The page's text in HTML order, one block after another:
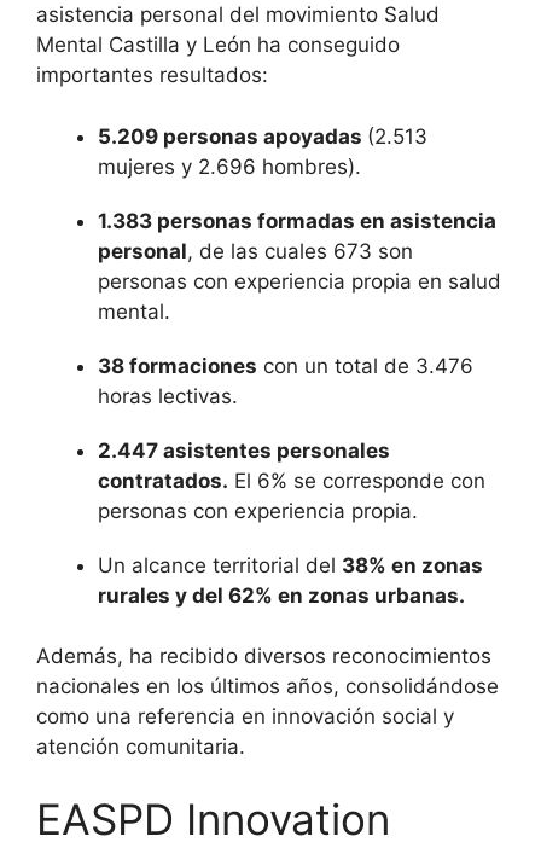
asistencia personal del movimiento Salud
Mental Castilla y León ha conseguido
importantes resultados:
5.209 personas apoyadas (2.513
mujeres y 2.696 hombres).
1.383 personas formadas en asistencia
personal, de las cuales 673 son
personas con experiencia propia en salud
mental.
38 formaciones con un total de 3.476
horas lectivas.
2.447 asistentes personales
contratados. El 6% se corresponde con
personas con experiencia propia.
Un alcance territorial del 38% en zonas
rurales y del 62% en zonas urbanas.
Además, ha recibido diversos reconocimientos
nacionales en los últimos años, consolidándose
como una referencia en innovación social y
atención comunitaria.
EASPD Innovation